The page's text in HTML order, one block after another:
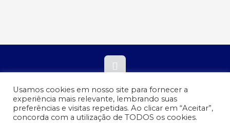
A Assessoritec - Associação Educacional e Tecnológica de Santa
Catarina e está inscrita no CNPJ sob o nº 07.196.820/0001-40.
Verificada por
Usamos cookies em nosso site para fornecer a
experiência mais relevante, lembrando suas
preferências e visitas repetidas. Ao clicar em “Aceitar”,
concorda com a utilização de TODOS os cookies.